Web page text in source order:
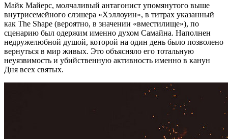
Майк Майерс, молчаливый антагонист упомянутого выше
внутрисемейного слэшера «Хэллоуин», в титрах указанный
как The Shape (вероятно, в значении «вместилище»), по
сценарию был одержим именно духом Самайна. Наполнен
недружелюбной душой, которой на один день было позволено
вернуться в мир живых. Это объясняло его тотальную
неуязвимость и убийственную активность именно в канун
Дня всех святых.